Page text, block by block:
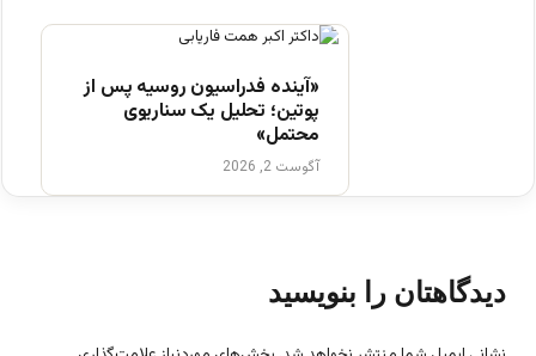
«آینده فدراسیون روسیه پس از
پوتین؛ تحلیل یک سناریوی
محتمل»
آگوست 2, 2026
دیدگاهتان را بنویسید